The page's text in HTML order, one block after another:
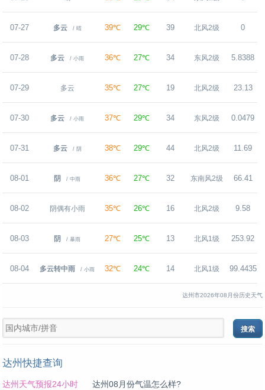
07-27 多云 / 晴 39℃ 29℃ 39 北风2级 0
07-28 多云 / 小雨 36℃ 27℃ 34 东风2级 5.8388
07-29 多云 35℃ 27℃ 19 北风2级 23.13
07-30 多云 / 小雨 37℃ 29℃ 34 东风2级 0.0479
07-31 多云 / 阴 38℃ 29℃ 44 北风2级 11.69
08-01 阴 / 中雨 36℃ 27℃ 32 东南风2级 66.41
08-02 阴偶有小雨 35℃ 26℃ 16 北风2级 9.58
08-03 阴 / 暴雨 27℃ 25℃ 13 北风1级 253.92
08-04 多云转中雨 / 小雨 32℃ 24℃ 14 北风1级 99.4435
达州市2026年08月份历史天气
达州快捷查询
达州天气预报24小时
达州08月份气温怎么样?